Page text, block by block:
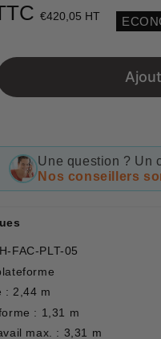
€420,05 HT
Unit
Une question ? Un
Nos conseillers
FAC-PLT-05
: 2,44 m
: 1,31 m
max. : 3,31 m